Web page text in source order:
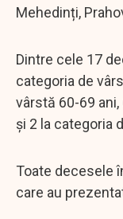
Mehedinți,
Dintre cele 17
categoria de
vârstă 60-69
și 2 la categoria
Toate decesele
care au